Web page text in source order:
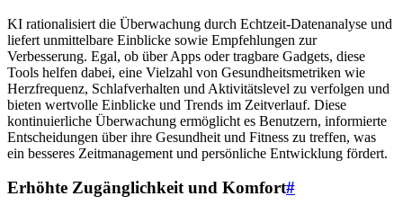
KI rationalisiert die Überwachung durch Echtzeit-Datenanalyse und
liefert unmittelbare Einblicke sowie Empfehlungen zur
Verbesserung. Egal, ob über Apps oder tragbare Gadgets, diese
Tools helfen dabei, eine Vielzahl von Gesundheitsmetriken wie
Herzfrequenz, Schlafverhalten und Aktivitätslevel zu verfolgen und
bieten wertvolle Einblicke und Trends im Zeitverlauf. Diese
kontinuierliche Überwachung ermöglicht es Benutzern, informierte
Entscheidungen über ihre Gesundheit und Fitness zu treffen, was
ein besseres Zeitmanagement und persönliche Entwicklung fördert.
Erhöhte Zugänglichkeit und Komfort#